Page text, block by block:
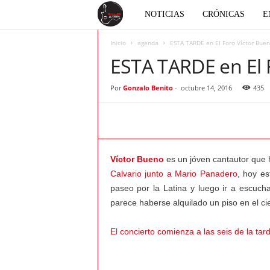
c
o
a
z
NOTICIAS CRÓNICAS
Inicio agenda ESTA TARDE en El Foro Víctor
ESTA TARDE en
Por Gonzalo Benito- octubre 14, 2016 435
Víctor Bueno es un jóven cantautor que
Calvario junto a Mario Panadero, hoy
paseo por la Latina y luego ir a
parece haberse alquilado un piso en el
El concierto comienza a las seis de la